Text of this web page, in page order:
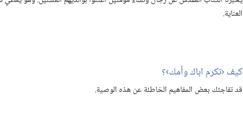
العناية.‏
كيف ‹تكرم اباك وأمك›؟‏
قد تفاجئك بعض المفاهيم الخاطئة عن هذه الوصية.‏